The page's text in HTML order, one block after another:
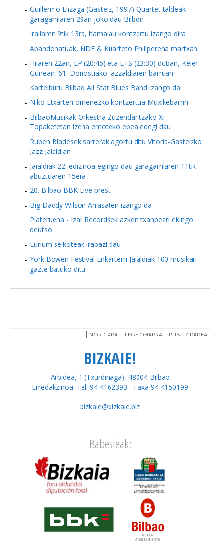
Guillermo Elizaga (Gasteiz, 1997) Quartet taldeak
garagarrilaren 29an joko dau Bilbon
Irailaren 9tik 13ra, hamalau kontzertu izango dira
Abandonatuak, NDF & Kuarteto Philiperena martxan
Hilaren 22an, LP (20:45) eta ETS (23:30) doban, Keler
Gunean, 61. Donostiako Jazzaldiaren barruan
Kartelburu Bilbao All Star Blues Band izango da
Niko Etxarten omenezko kontzertua Muxikebarrin
BilbaoMusikak Orkestra Zuzendaritzako XI.
Topaketetan izena emoteko epea edegi dau
Ruben Bladesek sarrerak agortu ditu Vitoria-Gasteizko
Jazz Jaialdian
Jaialdiak 22. edizinoa egingo dau garagarrilaren 11tik
abuztuaren 15era
20. Bilbao BBK Live prest
Big Daddy Wilson Arrasaten izango da
Plateruena - Izar Recordsek azken txanpeari ekingo
deutso
Lurium seikoteak irabazi dau
York Bowen Festival Enkarterri Jaialdiak 100 musikari
gazte batuko ditu
NOR GARA LEGE OHARRA PUBLIZIDADEA
BIZKAIE!
Arbidea, 1 (Txurdinaga), 48004 Bilbao
Erredakzinoa: Tel. 94 4162393 - Faxa 94 4150199
bizkaie@bizkaie.biz
Babesleak: